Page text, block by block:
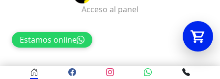
Estamos online
Acceso al panel